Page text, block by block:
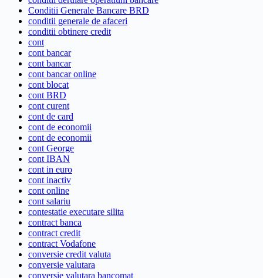
Conditii Generale Bancare BRD
conditii generale de afaceri
conditii obtinere credit
cont
cont bancar
cont bancar
cont bancar online
cont blocat
cont BRD
cont curent
cont de card
cont de economii
cont de economii
cont George
cont IBAN
cont in euro
cont inactiv
cont online
cont salariu
contestatie executare silita
contract banca
contract credit
contract Vodafone
conversie credit valuta
conversie valutara
conversie valutara bancomat